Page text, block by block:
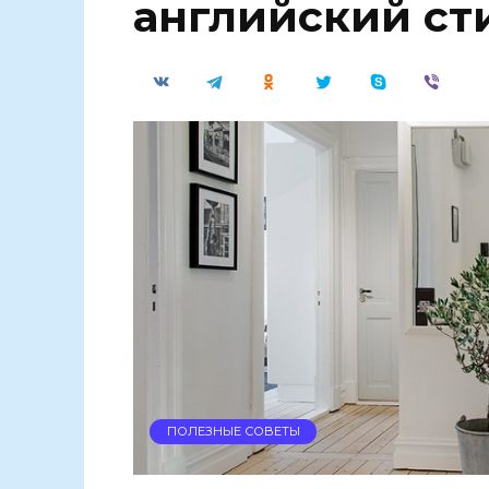
английский
ПОЛЕЗНЫЕ СОВЕТЫ